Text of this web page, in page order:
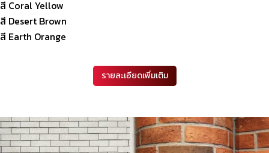
สี Coral Yellow
สี Desert Brown
สี Earth Orange
รายละเอียดเพิ่มเติม